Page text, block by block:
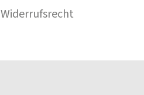
Widerrufsrecht